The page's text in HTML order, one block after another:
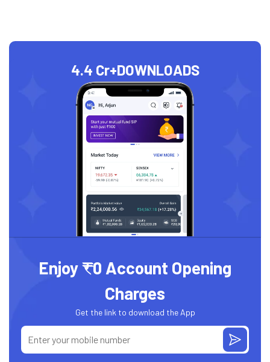
4.4 Cr+DOWNLOADS
Enjoy ₹0 Account Opening
Charges
Get the link to download the App